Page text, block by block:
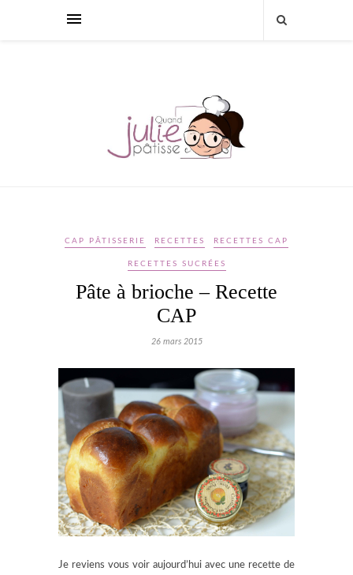
CAP PÂTISSERIE RECETTES RECETTES CAP
RECETTES SUCRÉES
Pâte à brioche – Recette
CAP
26 mars 2015
Je reviens vous voir aujourd’hui avec une recette de